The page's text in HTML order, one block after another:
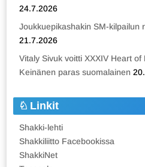
24.7.2026
Joukkuepikashakin SM-kilpailun
21.7.2026
Vitaly Sivuk voitti XXXIV Heart
Keinänen paras suomalainen
Linkit
Shakki-lehti
Shakkiliitto Facebookissa
ShakkiNet